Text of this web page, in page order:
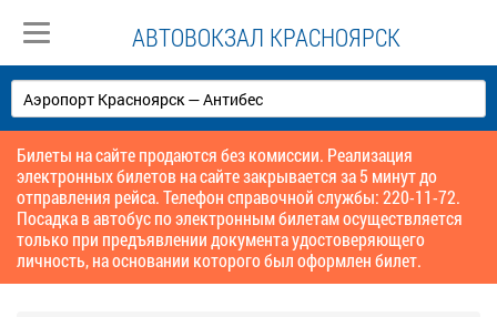
АВТОВОКЗАЛ КРАСНОЯРСК
Билеты на сайте продаются без комиссии. Реализация
электронных билетов на сайте закрывается за 5 минут до
отправления рейса. Телефон справочной службы: 220-11-72.
Посадка в автобус по электронным билетам осуществляется
только при предъявлении документа удостоверяющего
личность, на основании которого был оформлен билет.